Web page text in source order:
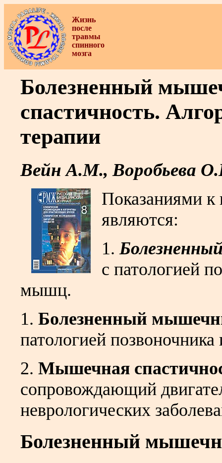
Жизнь
после
травмы
спинного
мозга
Болезненный
спастичность.
терапии
Вейн А.М., Воробьева
Показаниями к
являются:
1.
с патологией
мышц.
1. Болезненный
патологией
2. Мышечная
сопровождающий
неврологических
Болезненный